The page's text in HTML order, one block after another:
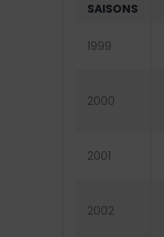
SAISONS
1999
2000
2001
2002